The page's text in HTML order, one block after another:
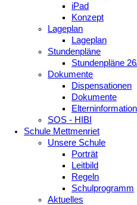
iPad
Konzept
Lageplan
Lageplan
Stundenpläne
Stundenpläne
Dokumente
Dispensationen
Dokumente
SOS - HIBI
Schule Mettmenriet
Unsere Schule
Porträt
Leitbild
Regeln
Schulprogramm
Aktuelles